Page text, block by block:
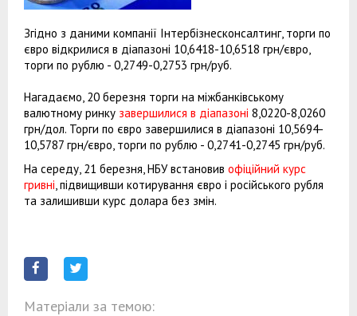
Згідно з даними компанії Інтербізнесконсалтинг, торги по
євро відкрилися в діапазоні 10,6418-10,6518 грн/євро,
торги по рублю - 0,2749-0,2753 грн/руб.
Нагадаємо, 20 березня торги на міжбанківському
валютному ринку завершилися в діапазоні 8,0220-8,0260
грн/дол. Торги по євро завершилися в діапазоні 10,5694-
10,5787 грн/євро, торги по рублю - 0,2741-0,2745 грн/руб.
На середу, 21 березня, НБУ встановив офіційний курс
гривні, підвищивши котирування євро і російського рубля
та залишивши курс долара без змін.
Матеріали за темою: